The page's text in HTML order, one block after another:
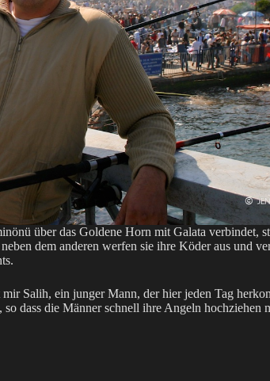
über das Goldene Horn mit Galata verbindet,
dem anderen werfen sie ihre Köder aus und
Salih, ein junger Mann, der hier jeden Tag
dass die Männer schnell ihre Angeln hochziehen